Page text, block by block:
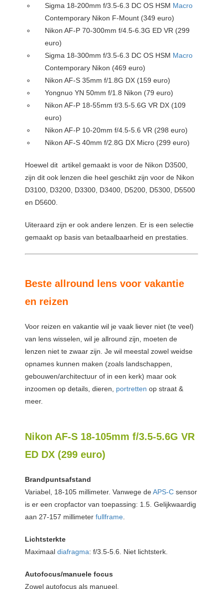
Sigma 18-200mm f/3.5-6.3 DC OS HSM Macro
Contemporary Nikon F-Mount (349 euro)
Nikon AF-P 70-300mm f/4.5-6.3G ED VR (299
euro)
Sigma 18-300mm f/3.5-6.3 DC OS HSM Macro
Contemporary Nikon (469 euro)
Nikon AF-S 35mm f/1.8G DX (159 euro)
Yongnuo YN 50mm f/1.8 Nikon (79 euro)
Nikon AF-P 18-55mm f/3.5-5.6G VR DX (109
euro)
Nikon AF-P 10-20mm f/4.5-5.6 VR (298 euro)
Nikon AF-S 40mm f/2.8G DX Micro (299 euro)
Hoewel dit artikel gemaakt is voor de Nikon D3500,
zijn dit ook lenzen die heel geschikt zijn voor de Nikon
D3100, D3200, D3300, D3400, D5200, D5300, D5500
en D5600.
Uiteraard zijn er ook andere lenzen. Er is een selectie
gemaakt op basis van betaalbaarheid en prestaties.
Beste allround lens voor vakantie
en reizen
Voor reizen en vakantie wil je vaak liever niet (te veel)
van lens wisselen, wil je allround zijn, moeten de
lenzen niet te zwaar zijn. Je wil meestal zowel weidse
opnames kunnen maken (zoals landschappen,
gebouwen/architectuur of in een kerk) maar ook
inzoomen op details, dieren, portretten op straat &
meer.
Nikon AF-S 18-105mm f/3.5-5.6G VR
ED DX (299 euro)
Brandpuntsafstand
Variabel, 18-105 millimeter. Vanwege deAPS-C sensor
is er een cropfactor van toepassing: 1.5. Gelijkwaardig
aan 27-157 millimeter fullframe.
Lichtsterkte
Maximaal diafragma: f/3.5-5.6. Niet lichtsterk.
Autofocus/manuele focus
Zowel autofocus als manueel.